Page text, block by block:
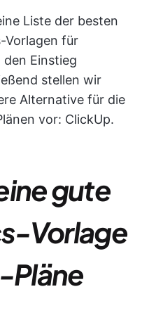
Liste der besten
Vorlagen für
den Einstieg
stellen wir
Alternative für die
vor: ClickUp.
gute
Vorlage
Pläne